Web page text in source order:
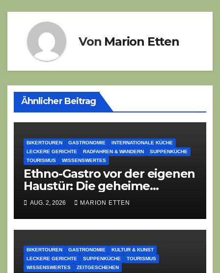
Von Marion Etten
Ähnlicher Beitrag
BIKERTOUREN GASTRONOMIE
INTERNATIONALE KÜCHE
LECKERE GERICHTE
RADFAHREN & WANDERN
SUPPENKÜCHE
TOURISMUS
WISSENSWERTES
Ethno-Gastro vor der eigenen
Haustür: Die geheime
kulinarische DNA des
Gasthofs „Zur Eiche“
AUG. 2, 2026 MARION ETTEN
BIKERTOUREN GASTRONOMIE
KULTUR & KUNST
LECKERE GERICHTE
SUPPENKÜCHE
TOURISMUS
WISSENSWERTES
ZEITGESCHEHEN